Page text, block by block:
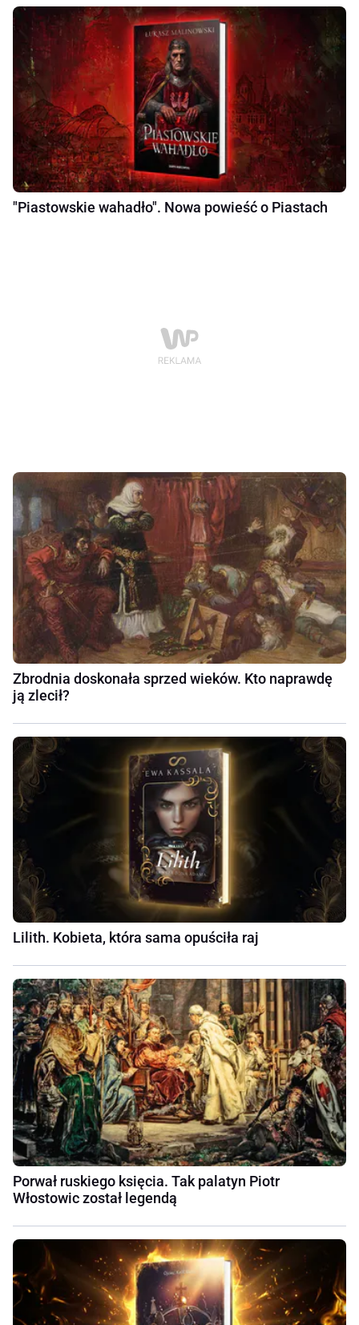
"Piastowskie wahadło". Nowa powieść o Piastach
Zbrodnia doskonała sprzed wieków. Kto naprawdę
ją zlecił?
Lilith. Kobieta, która sama opuściła raj
Porwał ruskiego księcia. Tak palatyn Piotr
Włostowic został legendą